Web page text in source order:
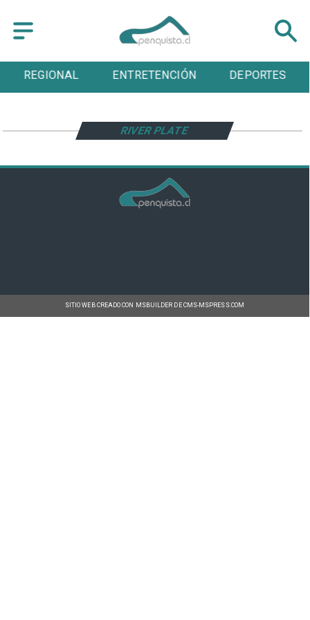
REGIONAL ENTRETENCIÓN DEPORTES
RIVER PLATE
SITIO WEB CREADO CON MSBUILDER DE CMS-MSPRESS.COM